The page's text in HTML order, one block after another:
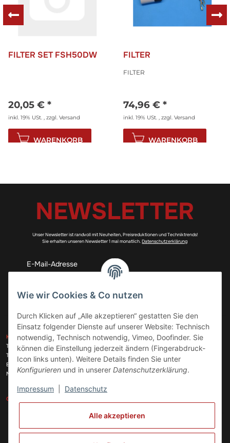
FILTER SET FSH50DW
20,05 € *
inkl. 19% USt. , zzgl. Versand
WARENKORB
FILTER
FILTER
74,96 € *
inkl. 19% USt. , zzgl. Versand
WARENKORB
NEWSLETTER
Unser Newsletter ist randvoll mit Neuheiten, Preisreduktionen und Techniktrends!
Sie erhalten unseren Newsletter 1 mal monatlich.Datenschutzerklärung
Abonnieren
KONTAKT
Telefon:+49 (0)6074 816 08 0
Telefax:
+49 (0)6074 215 08 60
E-Mail:
info@meinhausgeraetedoc.de
Max Planck Str. 6 c, 63322 Rödermark
GESETZLICHE INFORMATIONEN
ZAHLUNGSARTEN
VERSANDARTEN
Vertrag widerrufen
Wie wir Cookies & Co nutzen
Durch Klicken auf „Alle akzeptieren“ gestatten Sie den
Einsatz folgender Dienste auf unserer Website: Technisch
notwendig, Technisch notwendig, Vimeo, Doofinder. Sie
können die Einstellung jederzeit ändern (Fingerabdruck-
Icon links unten). Weitere Details finden Sie unter
Konfigurieren und in unserer Datenschutzerklärung.
Impressum Datenschutz
Alle akzeptieren